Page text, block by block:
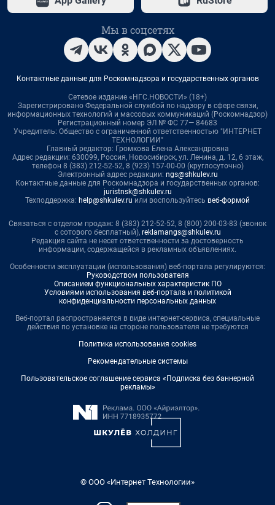
Мы в соцсетях
Контактные данные для Роскомнадзора и государственных органов
Сетевое издание «НГС.НОВОСТИ» (18+)
Зарегистрировано Федеральной службой по надзору в сфере связи,
информационных технологий и массовых коммуникаций (Роскомнадзор)
Регистрационный номер ЭЛ № ФС 77— 84683
Учредитель: Общество с ограниченной ответственностью "ИНТЕРНЕТ
ТЕХНОЛОГИИ"
Главный редактор: Громкова Елена Александровна
Адрес редакции: 630099, Россия, Новосибирск, ул. Ленина, д. 12, 6 этаж,
телефон 8 (383) 212-52-52, 8 (923) 157-00-00 (круглосуточно)
Электронный адрес редакции: ngs@shkulev.ru
Контактные данные для Роскомнадзора и государственных органов:
juristnsk@shkulev.ru
Техподдержка: help@shkulev.ru или воспользуйтесь веб-формой
Связаться с отделом продаж: 8 (383) 212-52-52, 8 (800) 200-03-83 (звонок
с сотового бесплатный), reklamangs@shkulev.ru
Редакция сайта не несет ответственности за достоверность
информации, содержащейся в рекламных объявлениях.
Особенности эксплуатации (использования) веб-портала регулируются:
Руководством пользователя
Описанием функциональных характеристик ПО
Условиями использования веб-портала и политикой
конфиденциальности персональных данных
Веб-портал распространяется в виде интернет-сервиса, специальные
действия по установке на стороне пользователя не требуются
Политика использования cookies
Рекомендательные системы
Пользовательское соглашение сервиса «Подписка без баннерной
рекламы»
© ООО «Интернет Технологии»